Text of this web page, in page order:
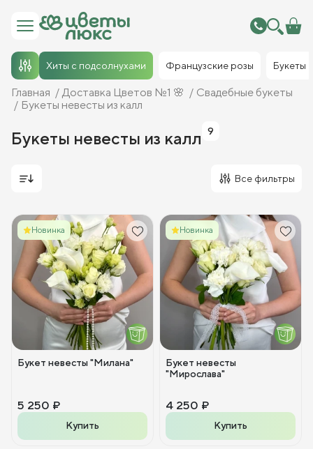
Хиты с подсолнухами Французские розы Букеты
Главная Доставка Цветов №1 🌸
Свадебные букеты
Букеты невесты из калл
Букеты невесты из калл 9
Все фильтры
Новинка
Букет невесты "Милана"
5 250 ₽
Купить
Новинка
Букет невесты
"Мирослава"
4 250 ₽
Купить